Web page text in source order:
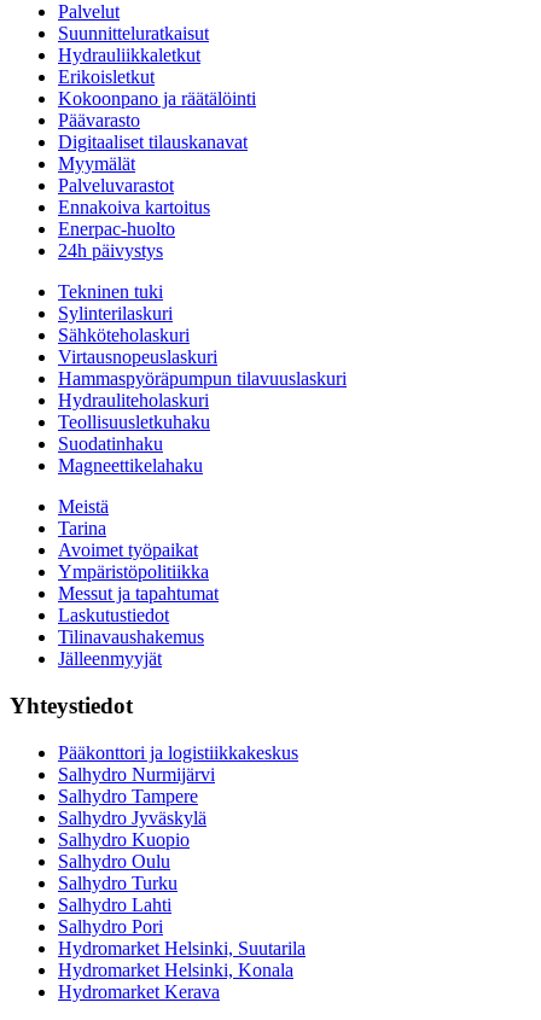
Palvelut
Suunnitteluratkaisut
Hydrauliikkaletkut
Erikoisletkut
Kokoonpano ja räätälöinti
Päävarasto
Digitaaliset tilauskanavat
Myymälät
Palveluvarastot
Ennakoiva kartoitus
Enerpac-huolto
24h päivystys
Tekninen tuki
Sylinterilaskuri
Sähköteholaskuri
Virtausnopeuslaskuri
Hammaspyöräpumpun tilavuuslaskuri
Hydrauliteholaskuri
Teollisuusletkuhaku
Suodatinhaku
Magneettikelahaku
Meistä
Tarina
Avoimet työpaikat
Ympäristöpolitiikka
Messut ja tapahtumat
Laskutustiedot
Tilinavaushakemus
Jälleenmyyjät
Yhteystiedot
Pääkonttori ja logistiikkakeskus
Salhydro Nurmijärvi
Salhydro Tampere
Salhydro Jyväskylä
Salhydro Kuopio
Salhydro Oulu
Salhydro Turku
Salhydro Lahti
Salhydro Pori
Hydromarket Helsinki, Suutarila
Hydromarket Helsinki, Konala
Hydromarket Kerava